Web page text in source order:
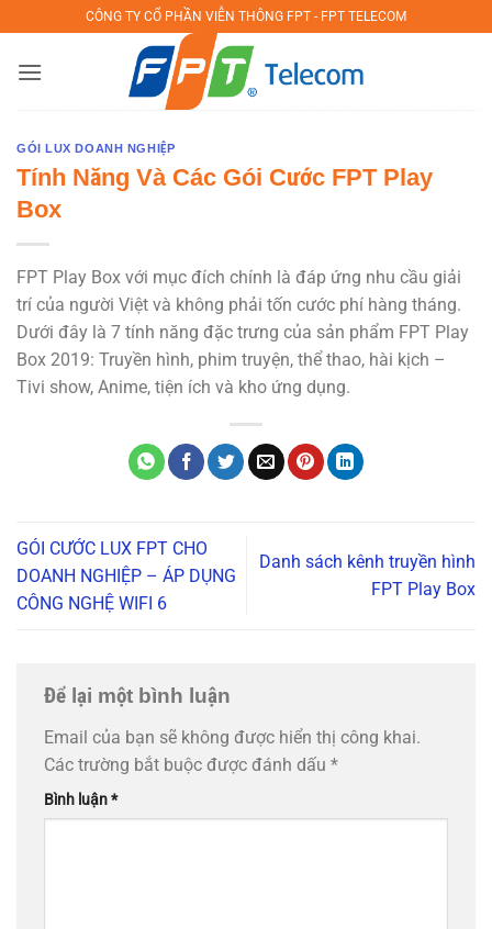
qua
nội
CÔNG TY CỔ PHẦN VIỄN THÔNG FPT - FPT TELECOM
GÓI LUX DOANH NGHIỆP
Tính Năng Và Các Gói Cước FPT Play
Box
FPT Play Box với mục đích chính là đáp ứng nhu cầu giải
trí của người Việt và không phải tốn cước phí hàng tháng.
Dưới đây là 7 tính năng đặc trưng của sản phẩm FPT Play
Box 2019: Truyền hình, phim truyện, thể thao, hài kịch –
Tivi show, Anime, tiện ích và kho ứng dụng.
GÓI CƯỚC LUX FPT CHO
DOANH NGHIỆP – ÁP DỤNG
CÔNG NGHỆ WIFI 6
Danh sách kênh truyền hình
FPT Play Box
Để lại một bình luận
Email của bạn sẽ không được hiển thị công khai.
Các trường bắt buộc được đánh dấu *
Bình luận*